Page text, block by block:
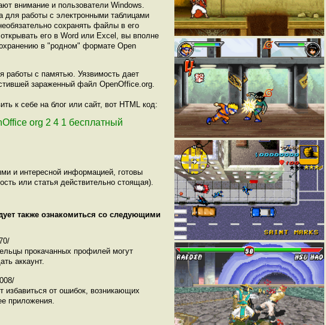
внимание и пользователи Windows.
для работы с электронными таблицами
сохранять файлы в его
его в Word или Excel, вы вполне
в "родном" формате Open
работы с памятью. Уязвимость дает
зараженный файл OpenOffice.org.
к себе на блог или сайт, вот HTML код:
org 2 4 1 бесплатный
и интересной информацией, готовы
или статья действительно стоящая).
также ознакомиться со следующими
прокачанных профилей могут
аккаунт.
избавиться от ошибок, возникающих
приложения.